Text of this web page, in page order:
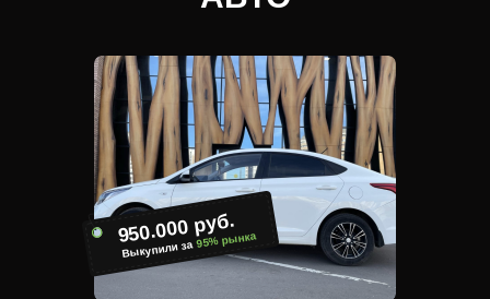
950.000 руб.
Выкупили за95% рынка